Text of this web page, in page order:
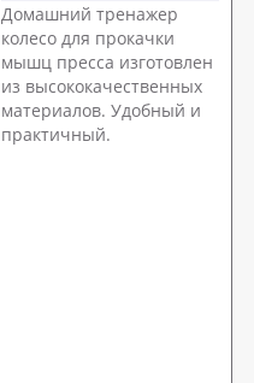
Домашний тренажер
колесо для прокачки
мышц пресса изготовлен
из высококачественных
материалов. Удобный и
практичный.